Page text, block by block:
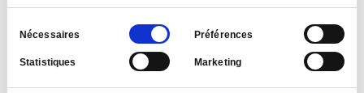
Sélection
consentement
Nécessaires Préférences
Statistiques Marketing